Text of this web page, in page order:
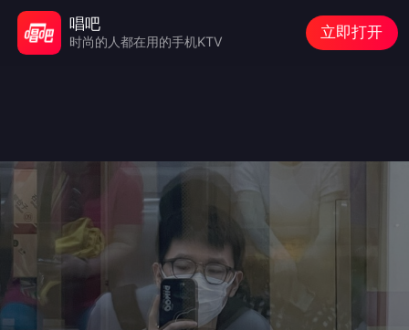
唱吧
时尚的人都在用的手机KTV
立即打开